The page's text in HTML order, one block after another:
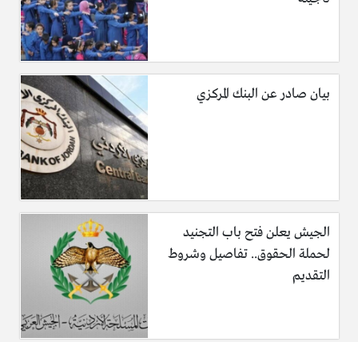
بيان صادر عن البنك المركزي
الجيش يعلن فتح باب التجنيد
لحملة الحقوق.. تفاصيل وشروط
التقديم